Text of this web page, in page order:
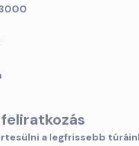
a legfrissebb